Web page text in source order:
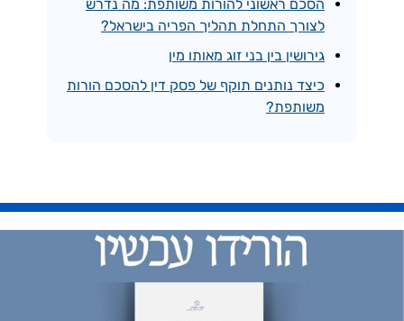
הסכם ראשוני להורות משותפת: מה נדרש
לצורך התחלת תהליך הפריה בישראל?
גירושין בין בני זוג מאותו מין
כיצד נותנים תוקף של פסק דין להסכם הורות
משותפת?